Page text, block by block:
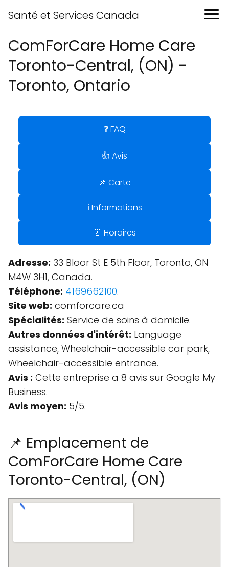
Santé et Services Canada
ComForCare Home Care
Toronto-Central, (ON) -
Toronto, Ontario
❓ FAQ
👍 Avis
📌 Carte
ℹ️ Informations
⏰ Horaires
Adresse: 33 Bloor St E 5th Floor, Toronto, ON
M4W 3H1, Canada.
Téléphone: 4169662100.
Site web: comforcare.ca
Spécialités: Service de soins à domicile.
Autres données d'intérêt: Language
assistance, Wheelchair-accessible car park,
Wheelchair-accessible entrance.
Avis : Cette entreprise a 8 avis sur Google My
Business.
Avis moyen: 5/5.
📌 Emplacement de
ComForCare Home Care
Toronto-Central, (ON)